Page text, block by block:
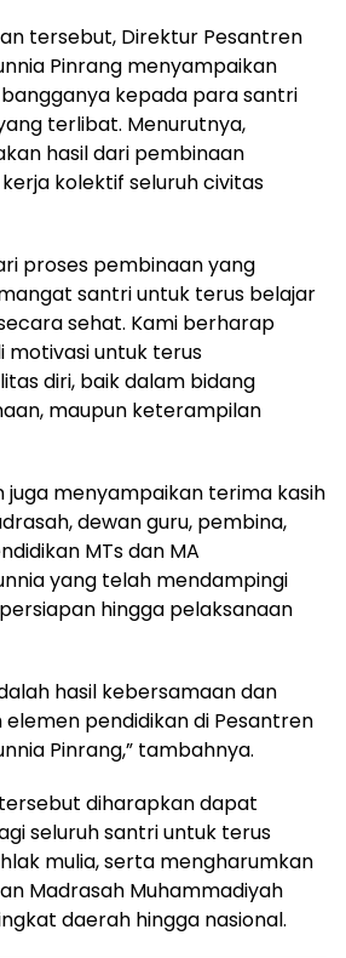
tersebut, Direktur Pesantren
Pinrang menyampaikan
kepada para santri
terlibat. Menurutnya,
hasil dari pembinaan
kolektif seluruh civitas
proses pembinaan yang
santri untuk terus belajar
sehat. Kami berharap
motivasi untuk terus
diri, baik dalam bidang
maupun keterampilan
juga menyampaikan terima kasih
dewan guru, pembina,
MTs dan MA
yang telah mendampingi
hingga pelaksanaan
hasil kebersamaan dan
elemen pendidikan di Pesantren
Pinrang,” tambahnya.
diharapkan dapat
seluruh santri untuk terus
mulia, serta mengharumkan
Madrasah Muhammadiyah
daerah hingga nasional.